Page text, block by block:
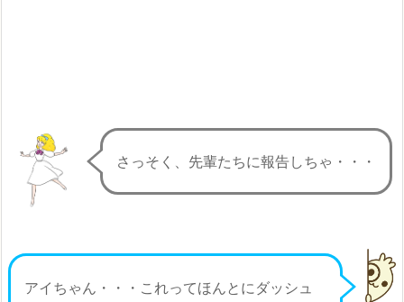
さっそく、先輩たちに報告しちゃ・・・
アイちゃん・・・これってほんとにダッシュ